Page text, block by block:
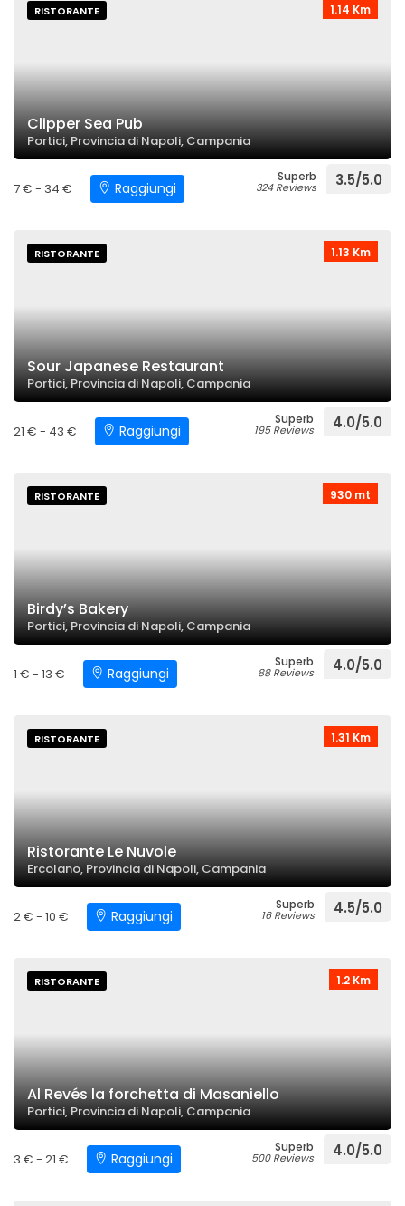
1.14 Km
RISTORANTE
Clipper Sea Pub
Portici, Provincia di Napoli, Campania
7 € - 34 € Raggiungi
Superb
324 Reviews 3.5/5.0
1.13 Km
RISTORANTE
Sour Japanese Restaurant
Portici, Provincia di Napoli, Campania
21 € - 43 € Raggiungi
Superb
195 Reviews 4.0/5.0
930 mt
RISTORANTE
Birdy’s Bakery
Portici, Provincia di Napoli, Campania
1 € - 13 € Raggiungi
Superb
88 Reviews 4.0/5.0
1.31 Km
RISTORANTE
Ristorante Le Nuvole
Ercolano, Provincia di Napoli, Campania
2 € - 10 € Raggiungi
Superb
16 Reviews 4.5/5.0
1.2 Km
RISTORANTE
Al Revés la forchetta di Masaniello
Portici, Provincia di Napoli, Campania
3 € - 21 € Raggiungi
Superb
500 Reviews 4.0/5.0